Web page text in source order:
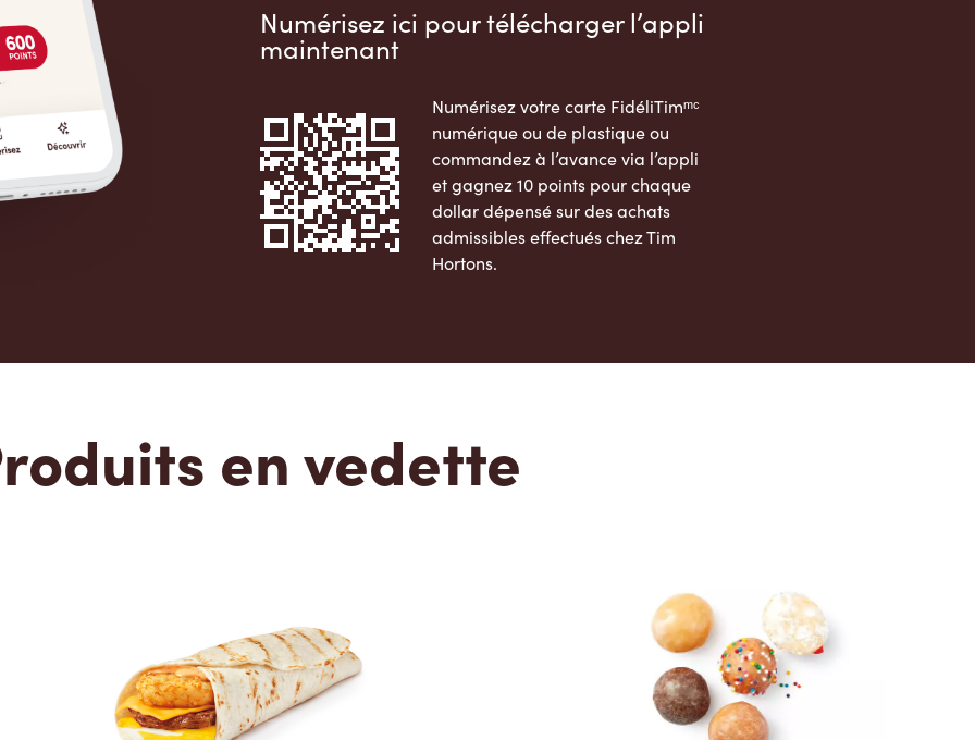
Numérisez ici pour télécharger l’appli
maintenant
Numérisez votre carte FidéliTimᵐᶜ
numérique ou de plastique ou
commandez à l’avance via l’appli
et gagnez 10 points pour chaque
dollar dépensé sur des achats
admissibles effectués chez Tim
Hortons.
en vedette